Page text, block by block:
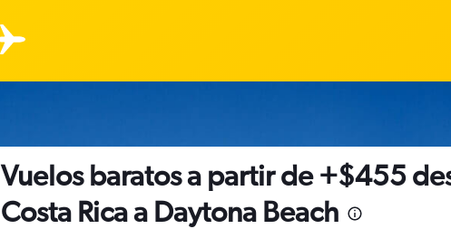
Vuelos baratos a partir de +$455
Costa Rica a Daytona Beach